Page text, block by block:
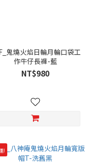
鬼燒火焰日輪月輪口袋工
作牛仔長褲-藍
NT$980
!